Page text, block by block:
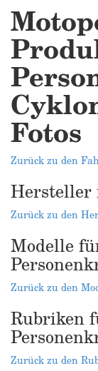
Fotos
Zurück zu den
Hersteller
Zurück zu den
Modelle
Zurück zu den
Rubriken
Zurück zu den